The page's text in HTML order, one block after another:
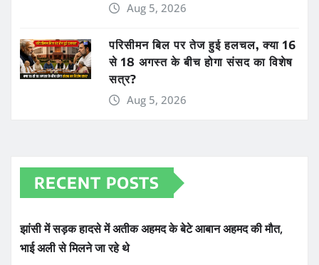
Aug 5, 2026
परिसीमन बिल पर तेज हुई हलचल, क्या 16
से 18 अगस्त के बीच होगा संसद का विशेष
सत्र?
Aug 5, 2026
RECENT POSTS
झांसी में सड़क हादसे में अतीक अहमद के बेटे आबान अहमद की मौत,
भाई अली से मिलने जा रहे थे